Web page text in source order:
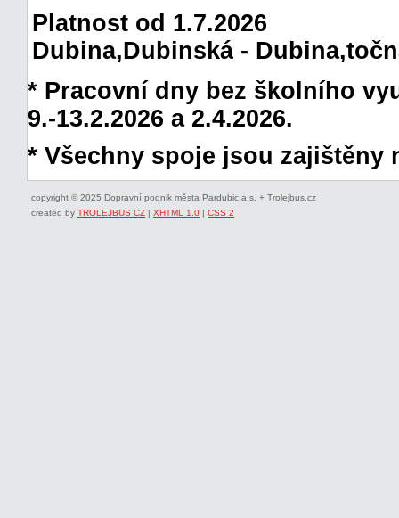
Platnost od 1.7.2026
Dubina,Dubinská -
* Pracovní dny bez školního
9.-13.2.2026 a 2.4.2026.
* Všechny spoje jsou zajištěny
copyright © 2025 Dopravní podnik města Pardubic a.s. + Trolejbus.cz
created by TROLEJBUS CZ | XHTML 1.0 | CSS 2